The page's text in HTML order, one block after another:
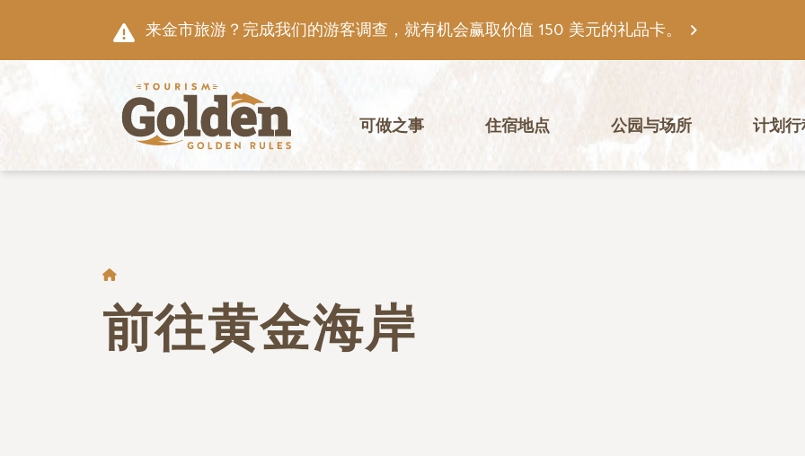
来金市旅游？完成我们的游客调查，就有机会赢取价值 150 美元的礼品卡。
可做之事 住宿地点 公园与场所 计划
面包屑
前往黄金海岸